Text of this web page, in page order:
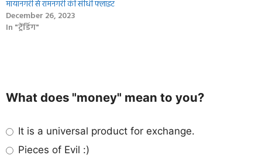
मायानगरी से रामनगरी की सीधी फ्लाइट
December 26, 2023
In "ट्रेंडिंग"
What does "money" mean to you?
It is a universal product for exchange.
Pieces of Evil :)